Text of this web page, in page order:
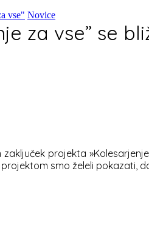
vse" Novice
za vse” se
projekta
smo želeli pokazati,